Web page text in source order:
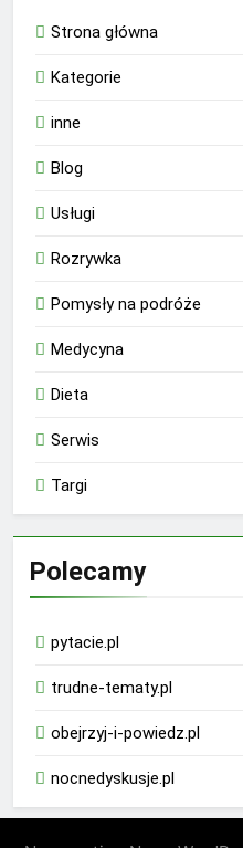
Strona główna
Kategorie
inne
Blog
Usługi
Rozrywka
Pomysły na podróże
Medycyna
Dieta
Serwis
Targi
Polecamy
pytacie.pl
trudne-tematy.pl
obejrzyj-i-powiedz.pl
nocnedyskusje.pl